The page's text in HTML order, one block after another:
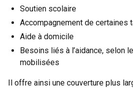
Soutien scolaire
Accompagnement de certaines
Aide à domicile
Besoins liés à l’aidance, selon
mobilisées
Il offre ainsi une couverture plus